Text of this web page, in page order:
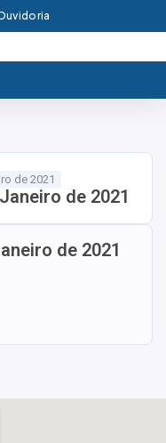
de 2021
de 2021
de 2021